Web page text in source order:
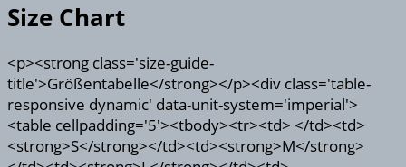
Size Chart
<p><strong class='size-guide-
title'>Größentabelle</strong></p><div class='table-
responsive dynamic' data-unit-system='imperial'>
<table cellpadding='5'><tbody><tr><td> </td><td>
<strong>S</strong></td><td><strong>M</strong>